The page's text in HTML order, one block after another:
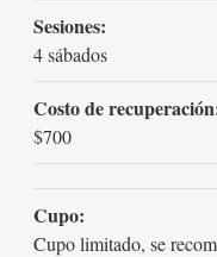
Sesiones:
4 sábados
Costo de
$700
Cupo:
Cupo limitado, se